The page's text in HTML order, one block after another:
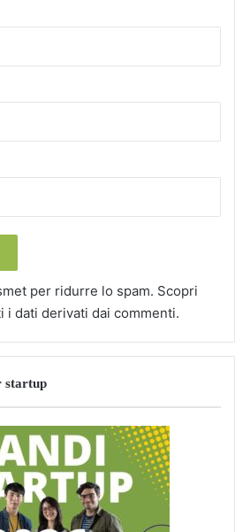
per ridurre lo spam. Scopri
i dati derivati dai commenti.
startup